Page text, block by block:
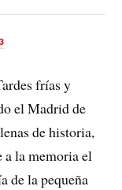
frías y
el Madrid de
de historia,
a la memoria el
de la pequeña